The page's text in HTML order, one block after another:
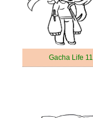
Gacha Life 11